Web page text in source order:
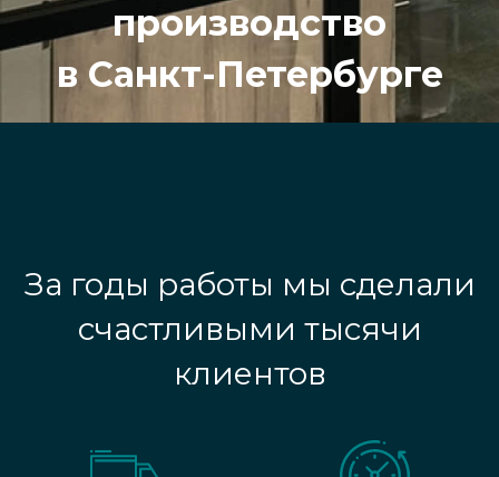
производство
в Санкт-Петербурге
За годы работы мы сделали
счастливыми тысячи
клиентов